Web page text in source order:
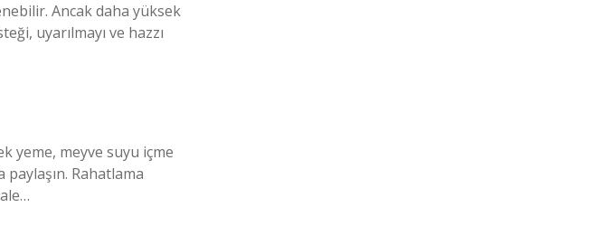
Ancak daha yüksek
uyarılmayı ve hazzı
yeme, meyve suyu içme
Rahatlama